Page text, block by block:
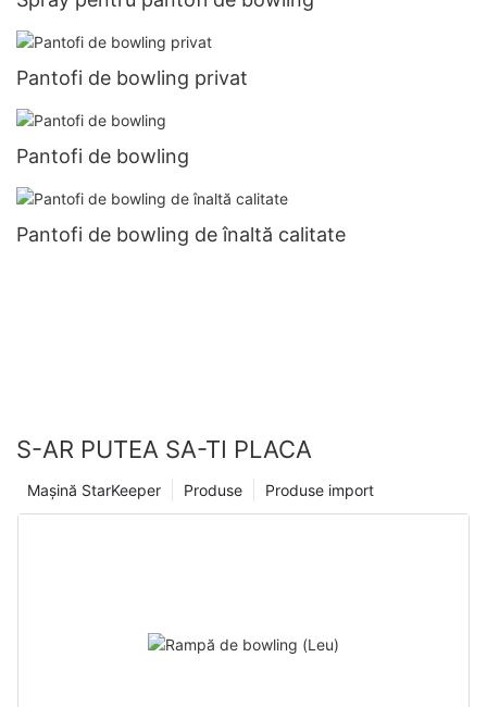
Pantofi de bowling privat
Pantofi de bowling
Pantofi de bowling de înaltă calitate
S-AR PUTEA SA-TI PLACA
Produse import
Produse
Mașină StarKeeper